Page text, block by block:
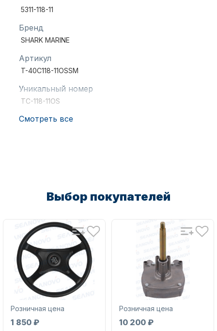
катеров
5311-118-11
Бренд
SHARK MARINE
Артикул
T-40C118-11OSSM
Уникальный номер
TC-118-11OS
Смотреть все
Выбор покупателей
Розничная цена
1 850 ₽
Розничная цена
10 200 ₽